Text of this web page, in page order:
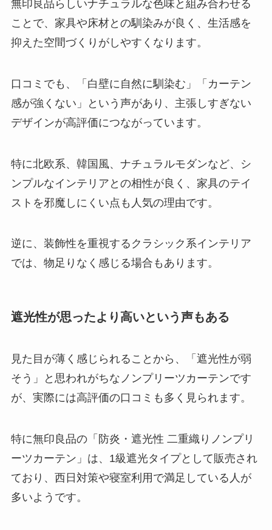
無印良品らしいナチュラルな色味と組み合わせる
ことで、家具や床材との馴染みが良く、生活感を
抑えた空間づくりがしやすくなります。
口コミでも、「白壁に自然に馴染む」「カーテン
感が強くない」という声があり、主張しすぎない
デザインが高評価につながっています。
特に北欧系、韓国風、ナチュラルモダンなど、シ
ンプルなインテリアとの相性が良く、家具のテイ
ストを邪魔しにくい点も人気の理由です。
逆に、装飾性を重視するクラシック系インテリア
では、物足りなく感じる場合もあります。
遮光性が思ったより高いという声もある
見た目が薄く感じられることから、「遮光性が弱
そう」と思われがちなノンプリーツカーテンです
が、実際には高評価の口コミも多く見られます。
特に無印良品の「防炎・遮光性 二重織りノンプリ
ーツカーテン」は、1級遮光タイプとして販売され
ており、西日対策や寝室利用で満足している人が
多いようです。